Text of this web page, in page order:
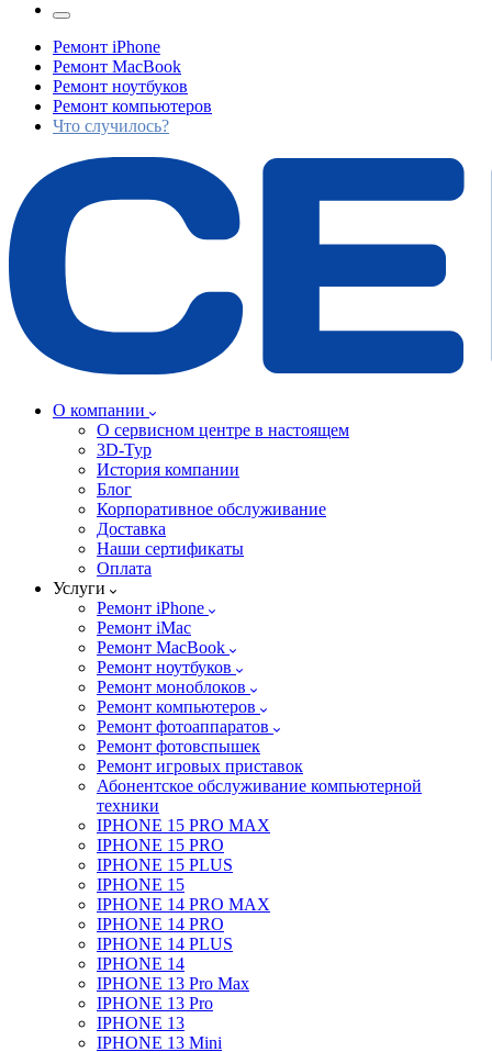
Ремонт iPhone
Ремонт MacBook
Ремонт ноутбуков
Ремонт компьютеров
Что случилось?
О компании
О сервисном центре в настоящем
3D-Тур
История компании
Блог
Корпоративное обслуживание
Доставка
Наши сертификаты
Оплата
Услуги
Ремонт iPhone
Ремонт iMac
Ремонт MacBook
Ремонт ноутбуков
Ремонт моноблоков
Ремонт компьютеров
Ремонт фотоаппаратов
Ремонт фотовспышек
Ремонт игровых приставок
Абонентское обслуживание компьютерной
техники
IPHONE 15 PRO MAX
IPHONE 15 PRO
IPHONE 15 PLUS
IPHONE 15
IPHONE 14 PRO MAX
IPHONE 14 PRO
IPHONE 14 PLUS
IPHONE 14
IPHONE 13 Pro Max
IPHONE 13 Pro
IPHONE 13
IPHONE 13 Mini